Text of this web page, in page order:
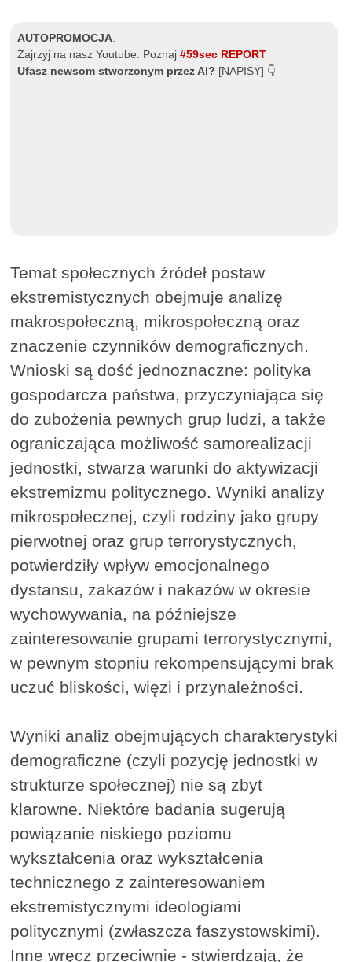
AUTOPROMOCJA
Zajrzyj na nasz Youtube. Poznaj#59sec REPORT
Ufasz newsom stworzonym przez AI? [NAPISY] 👇
Temat społecznych źródeł postaw
ekstremistycznych obejmuje analizę
makrospołeczną, mikrospołeczną oraz
znaczenie czynników demograficznych.
Wnioski są dość jednoznaczne: polityka
gospodarcza państwa, przyczyniająca się
do zubożenia pewnych grup ludzi, a także
ograniczająca możliwość samorealizacji
jednostki, stwarza warunki do aktywizacji
ekstremizmu politycznego. Wyniki analizy
mikrospołecznej, czyli rodziny jako grupy
pierwotnej oraz grup terrorystycznych,
potwierdziły wpływ emocjonalnego
dystansu, zakazów i nakazów w okresie
wychowywania, na późniejsze
zainteresowanie grupami terrorystycznymi,
w pewnym stopniu rekompensującymi brak
uczuć bliskości, więzi i przynależności.
Wyniki analiz obejmujących charakterystyki
demograficzne (czyli pozycję jednostki w
strukturze społecznej) nie są zbyt
klarowne. Niektóre badania sugerują
powiązanie niskiego poziomu
wykształcenia oraz wykształcenia
technicznego z zainteresowaniem
ekstremistycznymi ideologiami
politycznymi (zwłaszcza faszystowskimi).
Inne wręcz przeciwnie - stwierdzają, że